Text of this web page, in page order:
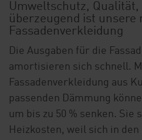
Umweltschutz, Qualität,
überzeugend ist unsere
Fassadenverkleidung
Die Ausgaben für die
amortisieren sich schnell.
Fassadenverkleidung aus
passenden Dämmung
um bis zu 50 % senken. Sie
Heizkosten, weil sich in